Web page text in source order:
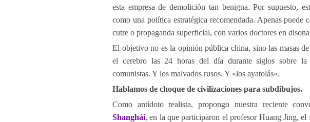
esta empresa de demolición tan benigna. Por supuesto,
como una política estratégica recomendada. Apenas puede
cutre o propaganda superficial, con varios doctores en
El objetivo no es la opinión pública china, sino las masas
el cerebro las 24 horas del día durante siglos sobre la
comunistas. Y los malvados rusos. Y «los ayatolás».
Hablamos de choque de civilizaciones para subdibujos.
Como antídoto realista, propongo nuestra reciente
Shanghái, en la que participaron el profesor Huang Jing,